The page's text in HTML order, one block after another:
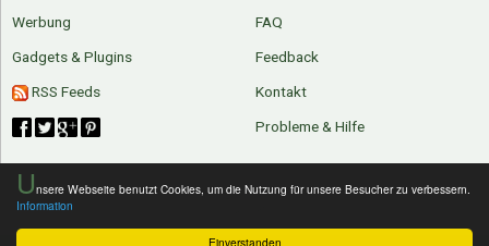
Einverstanden
Unsere Webseite benutzt Cookies, um die Nutzung für unsere Besucher zu verbessern.
Information
Werbung
Gadgets & Plugins
RSS Feeds
FAQ
Feedback
Kontakt
Probleme & Hilfe